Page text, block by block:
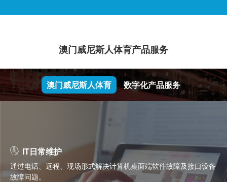
澳门威尼斯人体育产品服务
澳门威尼斯人体育 数字化产品服务
IT日常维护
通过电话、远程、现场形式解决计算机桌面端软件故障及接口设备
故障问题。